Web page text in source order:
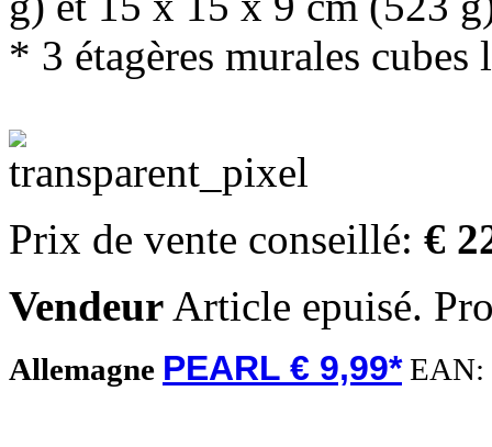
* 3 étagères murales
Prix de vente conseillé: €
Vendeur Article epuisé.
Allemagne PEARL € 9,99*EAN: